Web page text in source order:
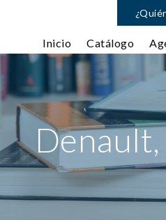
Inicio Catálogo